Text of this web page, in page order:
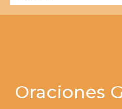
Oraciones